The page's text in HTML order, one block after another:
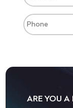
ARE YOU A